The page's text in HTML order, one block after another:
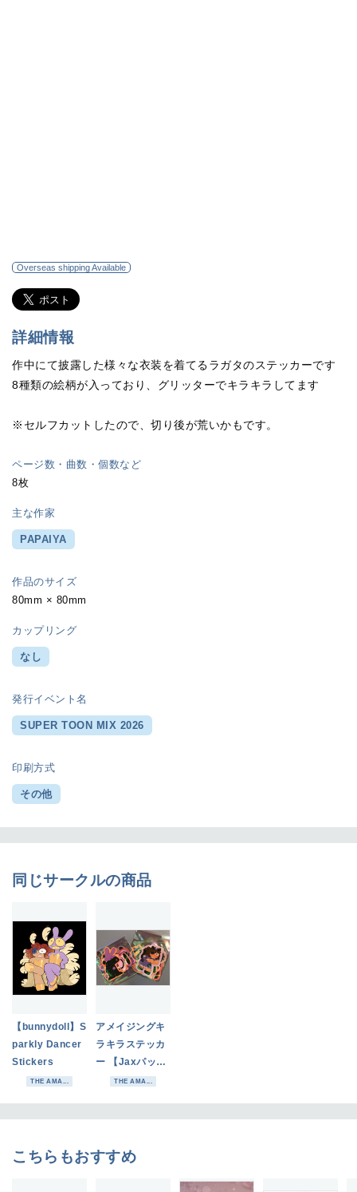
Overseas shipping Available
詳細情報
作中にて披露した様々な衣装を着てるラガタのステッカーです
8種類の絵柄が入っており、グリッターでキラキラしてます
※セルフカットしたので、切り後が荒いかもです。
ページ数・曲数・個数など
8枚
主な作家
PAPAIYA
作品のサイズ
80mm × 80mm
カップリング
なし
発行イベント名
SUPER TOON MIX 2026
印刷方式
その他
同じサークルの商品
【bunnydoll】S
parkly Dancer
Stickers
THE AMA...
アメイジングキ
ラキラステッカ
ー 【Jaxパッ
ク】THE AMA...
こちらもおすすめ